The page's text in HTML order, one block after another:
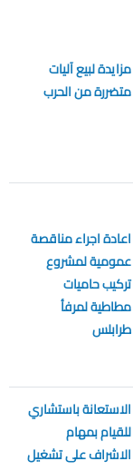
مزايدة لبيع آليات
متضررة من الحرب
اعادة اجراء مناقصة
عمومية لمشروع
تركيب حاميات
مطاطية لمرفأ
طرابلس
الاستعانة باستشاري
للقيام بمهام
الاشراف على تشغيل